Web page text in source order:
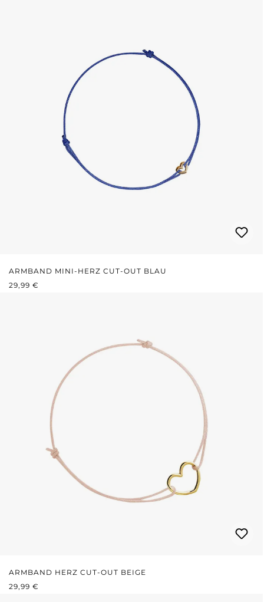
ARMBAND MINI-HERZ CUT-OUT BLAU
REGULÄRER PREIS:
29,99 €
ARMBAND HERZ CUT-OUT BEIGE
REGULÄRER PREIS:
29,99 €